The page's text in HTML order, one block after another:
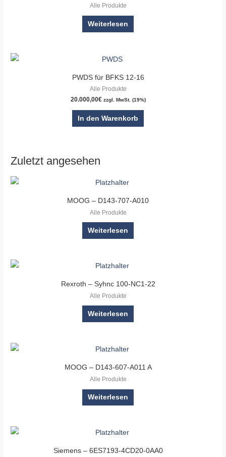
Alle Produkte
Weiterlesen
PWDS für BFKS 12-16
Alle Produkte
20.000,00€ zzgl. MwSt. (19%)
In den Warenkorb
Zuletzt angesehen
MOOG – D143-707-A010
Alle Produkte
Weiterlesen
Rexroth – Syhnc 100-NC1-22
Alle Produkte
Weiterlesen
MOOG – D143-607-A011 A
Alle Produkte
Weiterlesen
Siemens – 6ES7193-4CD20-0AA0